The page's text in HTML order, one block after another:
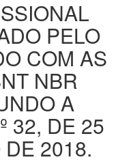
PELO
COM AS
NBR
A
32, DE 25
2018.